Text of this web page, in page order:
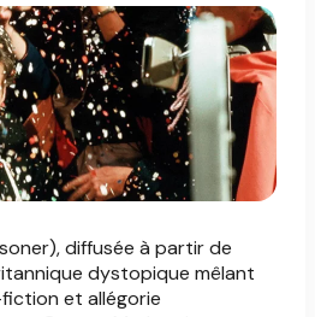
diffusée à partir de
dystopique mêlant
et allégorie